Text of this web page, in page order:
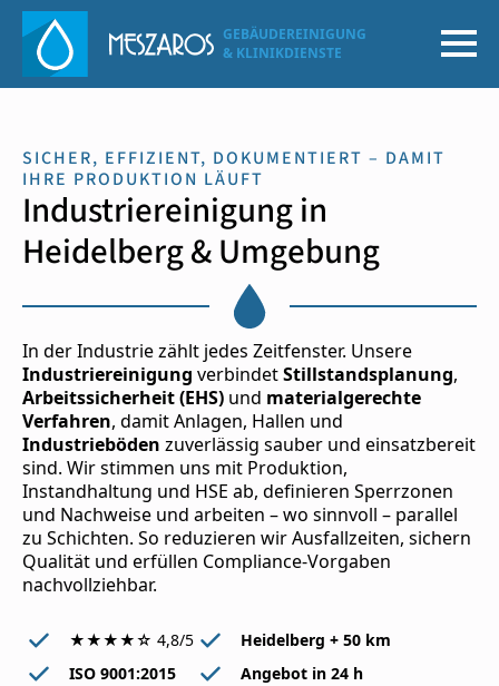
GEBÄUDEREINIGUNG
& KLINIKDIENSTE
SICHER, EFFIZIENT, DOKUMENTIERT – DAMIT
IHRE PRODUKTION LÄUFT
Industriereinigung in
Heidelberg & Umgebung
In der Industrie zählt jedes Zeitfenster. Unsere
Industriereinigung verbindetStillstandsplanung,
Arbeitssicherheit (EHS) und materialgerechte
Verfahren, damit Anlagen, Hallen und
Industrieböden zuverlässig sauber und einsatzbereit
sind. Wir stimmen uns mit Produktion,
Instandhaltung und HSE ab, definieren Sperrzonen
und Nachweise und arbeiten – wo sinnvoll – parallel
zu Schichten. So reduzieren wir Ausfallzeiten, sichern
Qualität und erfüllen Compliance-Vorgaben
nachvollziehbar.
★★★★☆ 4,8/5
ISO 9001:2015
Heidelberg + 50 km
Angebot in 24 h